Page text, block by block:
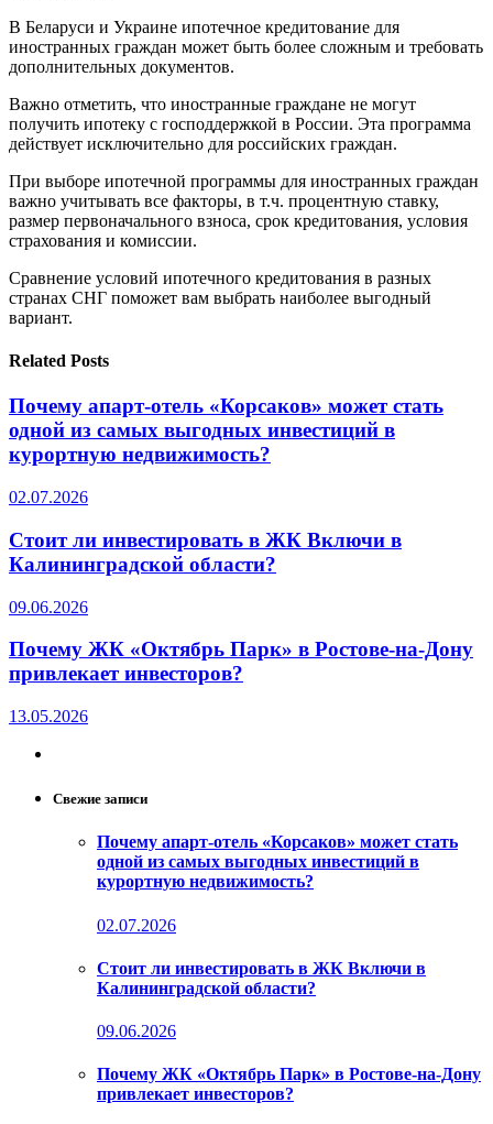
В Беларуси и Украине ипотечное кредитование для
иностранных граждан может быть более сложным и требовать
дополнительных документов.
Важно отметить, что иностранные граждане не могут
получить ипотеку с господдержкой в России. Эта программа
действует исключительно для российских граждан.
При выборе ипотечной программы для иностранных граждан
важно учитывать все факторы, в т.ч. процентную ставку,
размер первоначального взноса, срок кредитования, условия
страхования и комиссии.
Сравнение условий ипотечного кредитования в разных
странах СНГ поможет вам выбрать наиболее выгодный
вариант.
Related Posts
Почему апарт-отель «Корсаков» может стать
одной из самых выгодных инвестиций в
курортную недвижимость?
02.07.2026
Стоит ли инвестировать в ЖК Включи в
Калининградской области?
09.06.2026
Почему ЖК «Октябрь Парк» в Ростове-на-Дону
привлекает инвесторов?
13.05.2026
Свежие записи
Почему апарт-отель «Корсаков» может стать
одной из самых выгодных инвестиций в
курортную недвижимость?
02.07.2026
Стоит ли инвестировать в ЖК Включи в
Калининградской области?
09.06.2026
Почему ЖК «Октябрь Парк» в Ростове-на-Дону
привлекает инвесторов?